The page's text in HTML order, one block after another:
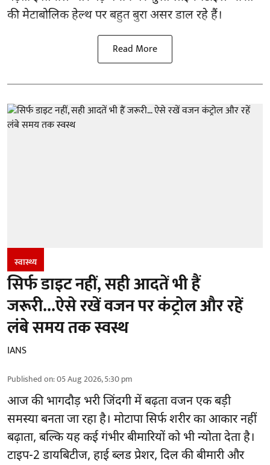
की मेटाबोलिक हेल्थ पर बहुत बुरा असर डाल रहे हैं।
Read More
स्वास्थ्य
सिर्फ डाइट नहीं, सही आदतें भी हैं
जरूरी...ऐसे रखें वजन पर कंट्रोल और रहें
लंबे समय तक स्वस्थ
IANS
Published on:05 Aug 2026, 5:30 pm
आज की भागदौड़ भरी जिंदगी में बढ़ता वजन एक बड़ी
समस्या बनता जा रहा है। मोटापा सिर्फ शरीर का आकार नहीं
बढ़ाता, बल्कि यह कई गंभीर बीमारियों को भी न्योता देता है।
टाइप-2 डायबिटीज, हाई ब्लड प्रेशर, दिल की बीमारी और